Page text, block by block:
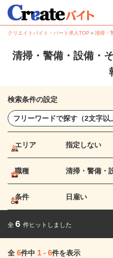
クリエイトバイト・パート求人TOP ＞清掃・
清掃・警備・設備・
検索条件の設定
エリア 指定しない
職種 清掃・警備・
条件 日雇い
全 6 件ヒットしました
全 6件中 1 - 6件を表示